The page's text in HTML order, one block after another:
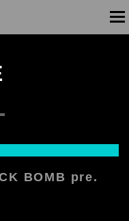
BOMB pre.